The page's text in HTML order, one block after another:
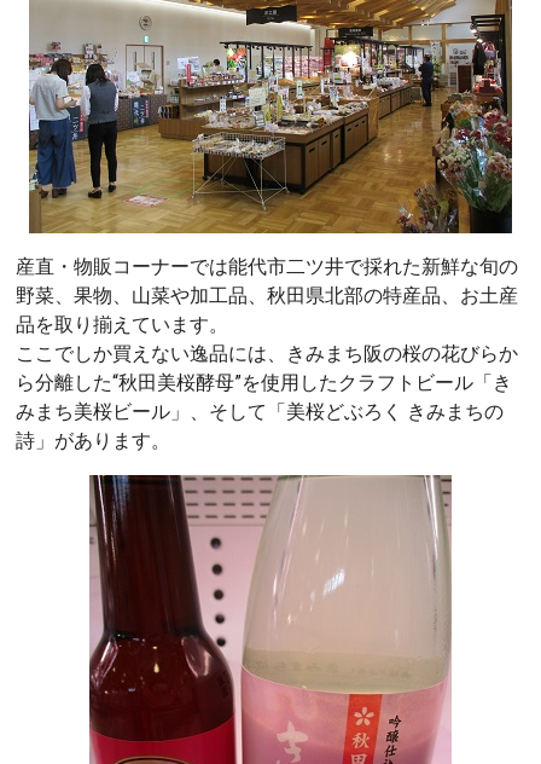
産直・物販コーナーでは能代市二ツ井で採れた新鮮な旬の
野菜、果物、山菜や加工品、秋田県北部の特産品、お土産
品を取り揃えています。
ここでしか買えない逸品には、きみまち阪の桜の花びらか
ら分離した“秋田美桜酵母”を使用したクラフトビール「き
みまち美桜ビール」、そして「美桜どぶろく きみまちの
詩」があります。